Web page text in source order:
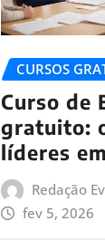
CURSOS
Curso de
gratuito:
líderes
Redação
fev 5, 2026